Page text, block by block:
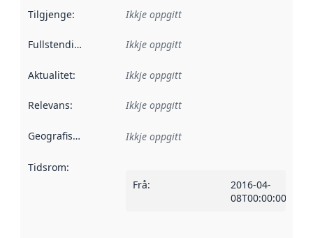
Tilgjenge: Ikkje oppgitt
Fullstendigheit Ikkje oppgitt
Aktualitet: Ikkje oppgitt
Relevans: Ikkje oppgitt
Geografisk område Ikkje oppgitt
Tidsrom:
Frå:
2016-04-
08T00:00:00Z